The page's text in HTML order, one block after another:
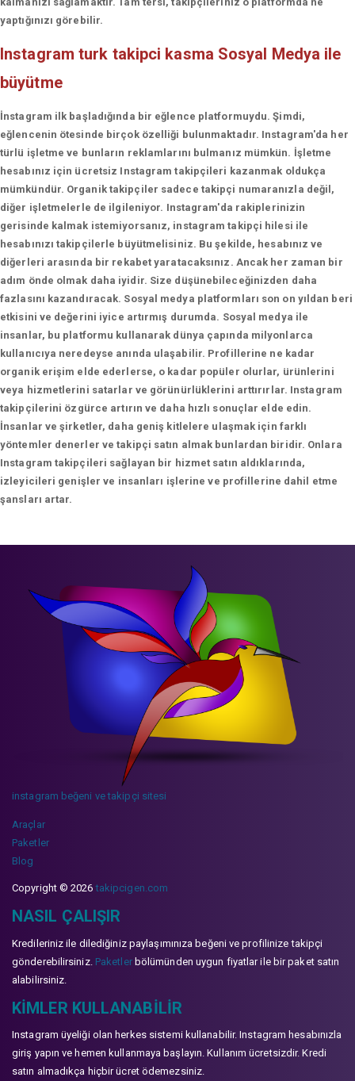
yaptığınızı görebilir.
Instagram turk takipci kasma Sosyal Medya ile
büyütme
İnstagram ilk başladığında bir eğlence platformuydu. Şimdi,
eğlencenin ötesinde birçok özelliği bulunmaktadır. Instagram'da her
türlü işletme ve bunların reklamlarını bulmanız mümkün. İşletme
hesabınız için ücretsiz Instagram takipçileri kazanmak oldukça
mümkündür. Organik takipçiler sadece takipçi numaranızla değil,
diğer işletmelerle de ilgileniyor. Instagram'da rakiplerinizin
gerisinde kalmak istemiyorsanız, instagram takipçi hilesi ile
hesabınızı takipçilerle büyütmelisiniz. Bu şekilde, hesabınız ve
diğerleri arasında bir rekabet yaratacaksınız. Ancak her zaman bir
adım önde olmak daha iyidir. Size düşünebileceğinizden daha
fazlasını kazandıracak. Sosyal medya platformları son on yıldan beri
etkisini ve değerini iyice artırmış durumda. Sosyal medya ile
insanlar, bu platformu kullanarak dünya çapında milyonlarca
kullanıcıya neredeyse anında ulaşabilir. Profillerine ne kadar
organik erişim elde ederlerse, o kadar popüler olurlar, ürünlerini
veya hizmetlerini satarlar ve görünürlüklerini arttırırlar. Instagram
takipçilerini özgürce artırın ve daha hızlı sonuçlar elde edin.
İnsanlar ve şirketler, daha geniş kitlelere ulaşmak için farklı
yöntemler denerler ve takipçi satın almak bunlardan biridir. Onlara
Instagram takipçileri sağlayan bir hizmet satın aldıklarında,
izleyicileri genişler ve insanları işlerine ve profillerine dahil etme
şansları artar.
instagram beğeni ve takipçi sitesi
Araçlar
Paketler
Blog
Copyright © 2026takipcigen.com
NASIL ÇALIŞIR
Kredileriniz ile dilediğiniz paylaşımınıza beğeni ve profilinize takipçi
gönderebilirsiniz. Paketlerbölümünden uygun fiyatlar ile bir paket satın
alabilirsiniz.
KIMLER KULLANABILIR
Instagram üyeliği olan herkes sistemi kullanabilir. Instagram hesabınızla
giriş yapın ve hemen kullanmaya başlayın. Kullanım ücretsizdir. Kredi
satın almadıkça hiçbir ücret ödemezsiniz.